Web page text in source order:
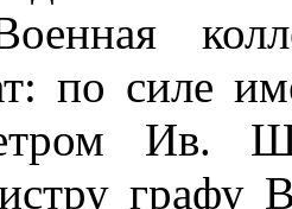
по силе
Ив.
графу